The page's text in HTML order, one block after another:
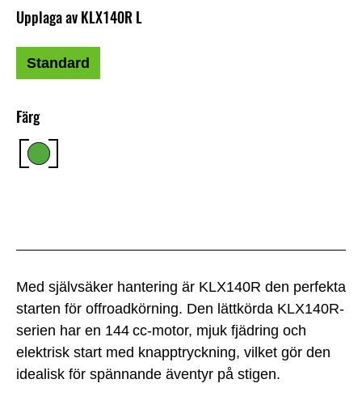
Med självsäker hantering är KLX140R den perfekta
starten för offroadkörning. Den lättkörda KLX140R-
serien har en 144 cc-motor, mjuk fjädring och
elektrisk start med knapptryckning, vilket gör den
idealisk för spännande äventyr på stigen.
Färg
Upplaga av KLX140R L
Standard